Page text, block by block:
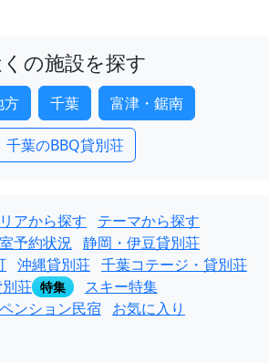
の施設を探す
方 千葉 富津・鋸南
千葉のBBQ貸別荘
アから探す
テーマから探す
予約状況 静岡・伊豆貸別荘
沖縄貸別荘 千葉コテージ・貸別荘
荘 特集
スキー特集
ペンション民宿 お気に入り